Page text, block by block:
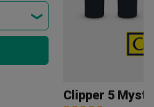
Clipper 5